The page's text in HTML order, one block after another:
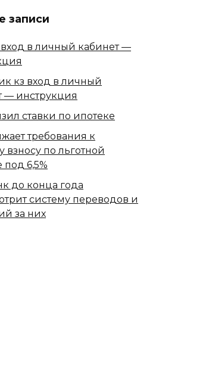
записи
вход в личный кабинет —
кз вход в личный
— инструкция
ставки по ипотеке
требования к
взносу по льготной
под 6,5%
до конца года
систему переводов и
за них